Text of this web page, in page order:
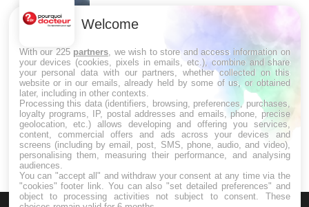
Drépanocytose : une déformation des
globules rouges aux conséquences
Maladie de Charcot (Sclérose latérale
amyotrophique)
Welcome
With our 225 partners , we wish to store and access information on
your devices (cookies, pixels in emails, etc.), combine and share
your personal data with our partners, whether collected on this
website or in our emails, already held by some of us, or obtained
later, including in other contexts.
Processing this data (identifiers, browsing, preferences, purchases,
loyalty programs, IP, postal addresses and emails, phone, precise
geolocation, etc.) allows developing and offering you services,
content, commercial offers and ads across your devices and
screens (including by email, post, SMS, phone, audio, and video),
personalising them, measuring their performance, and analysing
audiences.
You can "accept all" and withdraw your consent at any time via the
"cookies" footer link . You can also "set detailed preferences" and
object to processing activities not subject to consent. These